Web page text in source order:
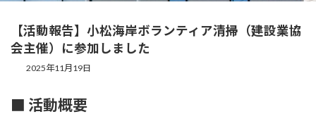
【活動報告】小松海岸ボランティア清掃（建設業協
会主催）に参加しました
2025年11月19日
■ 活動概要